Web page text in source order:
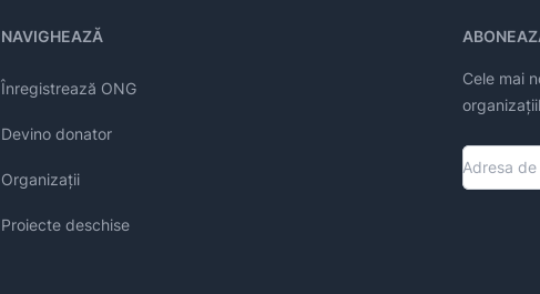
NAVIGHEAZĂ
Înregistrează ONG
Devino donator
Organizații
Proiecte deschise
Cele mai